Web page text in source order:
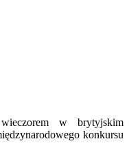
w brytyjskim
konkursu